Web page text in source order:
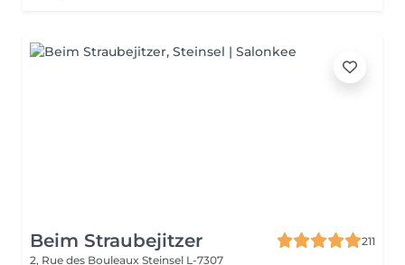
Beim Straubejitzer
211
2, Rue des Bouleaux Steinsel L-7307